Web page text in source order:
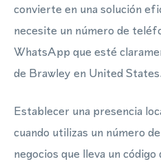
convierte en una solución
necesite un número de
WhatsApp que esté
de Brawley en United
Establecer una presencia
cuando utilizas un número
negocios que lleva un